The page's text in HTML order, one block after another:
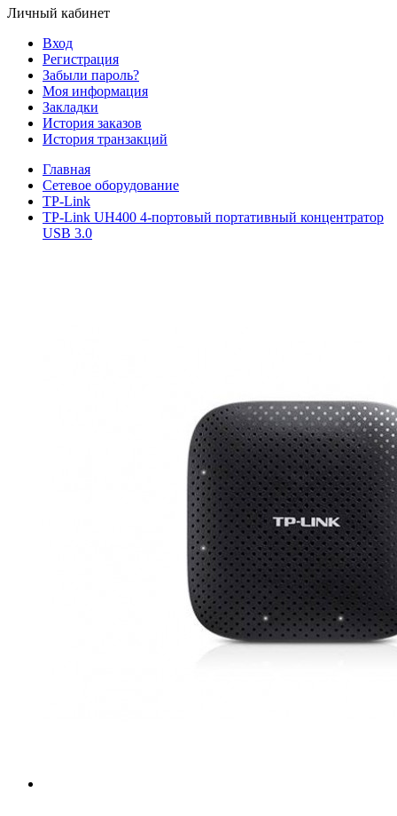
Личный кабинет
Вход
Регистрация
Забыли пароль?
Моя информация
Закладки
История заказов
История транзакций
Главная
Сетевое оборудование
TP-Link
TP-Link UH400 4-портовый портативный концентратор
USB 3.0